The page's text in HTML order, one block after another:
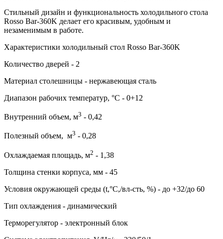
Стильный дизайн и функциональность холодильного стола
Rosso Bar-360K делает его красивым, удобным и
незаменимым в работе.
Характеристики холодильный стол Rosso Bar-360K
Количество дверей - 2
Материал столешницы - нержавеющая сталь
Диапазон рабочих температур, °C - 0+12
Внутренний объем, м3 - 0,42
Полезный объем, м3 - 0,28
Охлаждаемая площадь, м2 - 1,38
Толщина стенки корпуса, мм - 45
Условия окружающей среды (t,°C,/вл-сть, %) - до +32/до 60
Тип охлаждения - динамический
Терморегулятор - электронный блок